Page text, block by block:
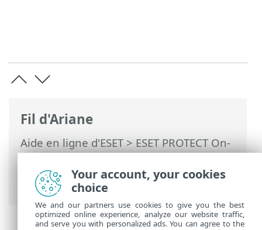
Fil d'Ariane
Aide en ligne d'ESET>ESET PROTECT On-
Prem>Installer>Installation d'un
composant sur Windows > Installation de
RD Sensor - Windows
Your account, your cookies
choice
We and our partners use cookies to give you the best
optimized online experience, analyze our website traffic,
and serve you with personalized ads. You can agree to the